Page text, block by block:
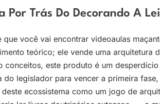
Por Trás Do Decorando A
que você vai encontrar videoaulas
teórico; ele vende uma arquitetura
conceitos, este produto é um
do legislador para vencer a primeira
deste ecossistema como um jogo de